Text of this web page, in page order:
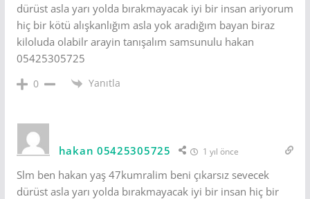
dürüst asla yarı yolda bırakmayacak iyi bir insan ariyorum
hiç bir kötü alışkanlığım asla yok aradığım bayan biraz
kiloluda olabilr arayin tanışalım samsunulu hakan
05425305725
0 Yanıtla
hakan 05425305725 1 yıl önce
Slm ben hakan yaş 47kumralim beni çıkarsız sevecek
dürüst asla yarı yolda bırakmayacak iyi bir insan hiç bir